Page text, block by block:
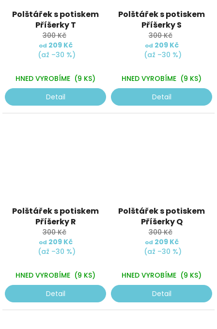
Polštářek s potiskem
Příšerky T
300 Kč
od 209 Kč
(až –30 %)
HNED VYROBÍME (9 KS)
Detail
Polštářek s potiskem
Příšerky S
300 Kč
od 209 Kč
(až –30 %)
HNED VYROBÍME (9 KS)
Detail
Polštářek s potiskem
Příšerky R
300 Kč
od 209 Kč
(až –30 %)
HNED VYROBÍME (9 KS)
Detail
Polštářek s potiskem
Příšerky Q
300 Kč
od 209 Kč
(až –30 %)
HNED VYROBÍME (9 KS)
Detail